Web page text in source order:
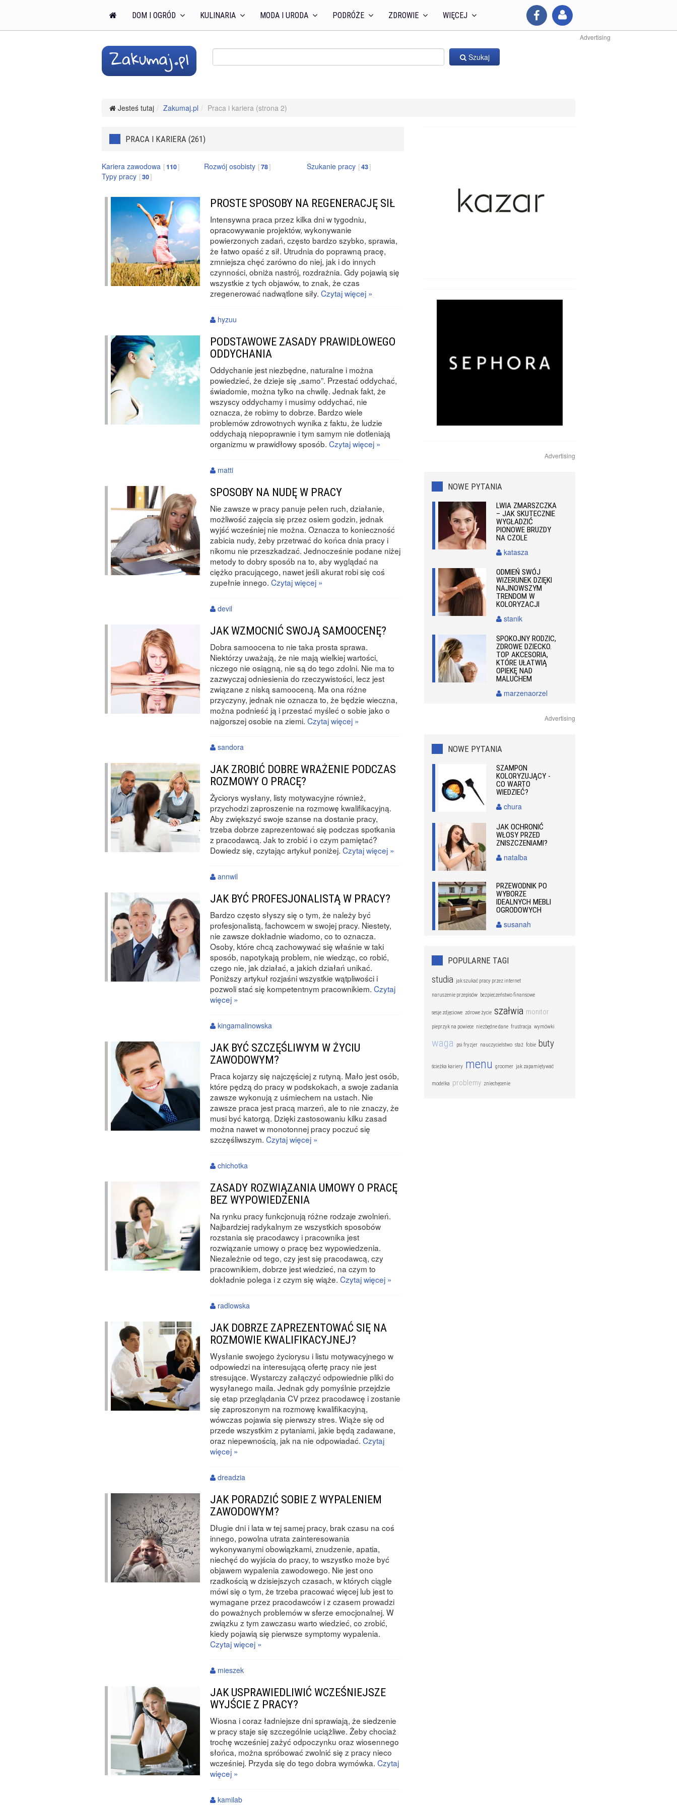
DOM I OGRÓD KULINARIA MODA I URODA PODRÓŻE ZDROWIE WIĘCEJ
Advertising
Szukaj
Jesteś tutaj Zakumaj.pl Praca i kariera (strona 2)
PRACA I KARIERA (261)
Kariera zawodowa 110 Rozwój osobisty 78 Szukanie pracy 43
Typy pracy 30
PROSTE SPOSOBY NA REGENERACJĘ SIŁ
Intensywna praca przez kilka dni w tygodniu,
opracowywanie projektów, wykonywanie
powierzonych zadań, często bardzo szybko, sprawia,
że łatwo opaść z sił. Utrudnia do poprawną pracę,
zmniejsza chęć zarówno do niej, jak i do innych
czynności, obniża nastrój, rozdrażnia. Gdy pojawią się
wszystkie z tych objawów, to znak, że czas
zregenerować nadwątlone siły.Czytaj więcej »
hyzuu
PODSTAWOWE ZASADY PRAWIDŁOWEGO
ODDYCHANIA
Oddychanie jest niezbędne, naturalne i można
powiedzieć, że dzieje się „samo”. Przestać oddychać,
świadomie, można tylko na chwilę. Jednak fakt, że
wszyscy oddychamy i musimy oddychać, nie
oznacza, że robimy to dobrze. Bardzo wiele
problemów zdrowotnych wynika z faktu, że ludzie
oddychają niepoprawnie i tym samym nie dotleniają
organizmu w prawidłowy sposób.Czytaj więcej »
matti
SPOSOBY NA NUDĘ W PRACY
Nie zawsze w pracy panuje pełen ruch, działanie,
możliwość zajęcia się przez osiem godzin, jednak
wyjść wcześniej nie można. Oznacza to konieczność
zabicia nudy, żeby przetrwać do końca dnia pracy i
nikomu nie przeszkadzać. Jednocześnie podane niżej
metody to dobry sposób na to, aby wyglądać na
ciężko pracującego, nawet jeśli akurat robi się coś
zupełnie innego.Czytaj więcej »
devil
JAK WZMOCNIĆ SWOJĄ SAMOOCENĘ?
Dobra samoocena to nie taka prosta sprawa.
Niektórzy uważają, że nie mają wielkiej wartości,
niczego nie osiągną, nie są do tego zdolni. Nie ma to
zazwyczaj odniesienia do rzeczywistości, lecz jest
związane z niską samooceną. Ma ona różne
przyczyny, jednak nie oznacza to, że będzie wieczna,
można podnieść ją i przestać myśleć o sobie jako o
najgorszej osobie na ziemi.Czytaj więcej »
sandora
JAK ZROBIĆ DOBRE WRAŻENIE PODCZAS
ROZMOWY O PRACĘ?
Życiorys wysłany, listy motywacyjne również,
przychodzi zaproszenie na rozmowę kwalifikacyjną.
Aby zwiększyć swoje szanse na dostanie pracy,
trzeba dobrze zaprezentować się podczas spotkania
z pracodawcą. Jak to zrobić i o czym pamiętać?
Dowiedz się, czytając artykuł poniżej.Czytaj więcej »
annwil
JAK BYĆ PROFESJONALISTĄ W PRACY?
Bardzo często słyszy się o tym, że należy być
profesjonalistą, fachowcem w swojej pracy. Niestety,
nie zawsze dokładnie wiadomo, co to oznacza.
Osoby, które chcą zachowywać się właśnie w taki
sposób, napotykają problem, nie wiedząc, co robić,
czego nie, jak działać, a jakich działań unikać.
Poniższy artykuł rozjaśni wszystkie wątpliwości i
pozwoli stać się kompetentnym pracownikiem.Czytaj
więcej »
kingamalinowska
JAK BYĆ SZCZĘŚLIWYM W ŻYCIU
ZAWODOWYM?
Praca kojarzy się najczęściej z rutyną. Mało jest osób,
które pędzą do pracy w podskokach, a swoje zadania
zawsze wykonują z uśmiechem na ustach. Nie
zawsze praca jest pracą marzeń, ale to nie znaczy, że
musi być katorgą. Dzięki zastosowaniu kilku zasad
można nawet w monotonnej pracy poczuć się
szczęśliwszym.Czytaj więcej »
chichotka
ZASADY ROZWIĄZANIA UMOWY O PRACĘ
BEZ WYPOWIEDZENIA
Na rynku pracy funkcjonują różne rodzaje zwolnień.
Najbardziej radykalnym ze wszystkich sposobów
rozstania się pracodawcy i pracownika jest
rozwiązanie umowy o pracę bez wypowiedzenia.
Niezależnie od tego, czy jest się pracodawcą, czy
pracownikiem, dobrze jest wiedzieć, na czym to
dokładnie polega i z czym się wiąże.Czytaj więcej »
radlowska
JAK DOBRZE ZAPREZENTOWAĆ SIĘ NA
ROZMOWIE KWALIFIKACYJNEJ?
Wysłanie swojego życiorysu i listu motywacyjnego w
odpowiedzi na interesującą ofertę pracy nie jest
stresujące. Wystarczy załączyć odpowiednie pliki do
wysyłanego maila. Jednak gdy pomyślnie przejdzie
się etap przeglądania CV przez pracodawcę i zostanie
się zaproszonym na rozmowę kwalifikacyjną,
wówczas pojawia się pierwszy stres. Wiąże się od
przede wszystkim z pytaniami, jakie będą zadawane,
oraz niepewnością, jak na nie odpowiadać.Czytaj
więcej »
dreadzia
JAK PORADZIĆ SOBIE Z WYPALENIEM
ZAWODOWYM?
Długie dni i lata w tej samej pracy, brak czasu na coś
innego, powolna utrata zainteresowania
wykonywanymi obowiązkami, znudzenie, apatia,
niechęć do wyjścia do pracy, to wszystko może być
objawem wypalenia zawodowego. Nie jest ono
rzadkością w dzisiejszych czasach, w których ciągle
mówi się o tym, że trzeba pracować więcej lub jest to
wymagane przez pracodawców i z czasem prowadzi
do poważnych problemów w sferze emocjonalnej. W
związku z tym zawczasu warto wiedzieć, co zrobić,
kiedy pojawią się pierwsze symptomy wypalenia.
Czytaj więcej »
mieszek
JAK USPRAWIEDLIWIĆ WCZEŚNIEJSZE
WYJŚCIE Z PRACY?
Wiosna i coraz ładniejsze dni sprawiają, że siedzenie
w pracy staje się szczególnie uciążliwe. Żeby chociaż
trochę wcześniej zażyć odpoczynku oraz wiosennego
słońca, można spróbować zwolnić się z pracy nieco
wcześniej. Przyda się do tego dobra wymówka.Czytaj
więcej »
kamilab
Advertising
NOWE PYTANIA
LWIA ZMARSZCZKA
– JAK SKUTECZNIE
WYGŁADZIĆ
PIONOWE BRUZDY
NA CZOLE
katasza
ODMIEŃ SWÓJ
WIZERUNEK DZIĘKI
NAJNOWSZYM
TRENDOM W
KOLORYZACJI
stanik
SPOKOJNY RODZIC,
ZDROWE DZIECKO.
TOP AKCESORIA,
KTÓRE UŁATWIĄ
OPIEKĘ NAD
MALUCHEM
marzenaorzel
Advertising
NOWE PYTANIA
SZAMPON
KOLORYZUJĄCY -
CO WARTO
WIEDZIEĆ?
chura
JAK OCHRONIĆ
WŁOSY PRZED
ZNISZCZENIAMI?
natalba
PRZEWODNIK PO
WYBORZE
IDEALNYCH MEBLI
OGRODOWYCH
susanah
POPULARNE TAGI
studia jak szukać pracy przez internet
naruszenie przepisów bezpieczeństwo finansowe
sesje zdjęciowe zdrowe życie szałwia monitor
pieprzyk na powiece niezbędne dane frustracja wymówki
waga psi fryzjer nauczycielstwo staż fobie buty
ścieżka kariery menu groomer jak zapamiętywać
modelka problemy zniechęcenie